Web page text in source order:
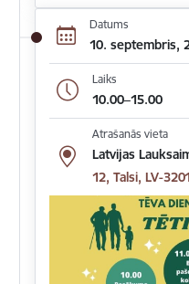
Datums
10. septembris,
Laiks
10.00–15.00
Atrašanās vieta
Latvijas
12, Talsi, LV-3201